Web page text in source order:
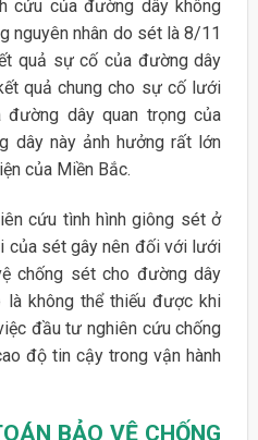
cửu của đường dây không
nguyên nhân do sét là 8/11
quả sự cố của đường dây
quả chung cho sự cố lưới
dây quan trọng của
dây này ảnh hưởng rất lớn
của Miền Bắc.
cứu tình hình giông sét ở
của sét gây nên đối với lưới
chống sét cho đường dây
không thể thiếu được khi
đầu tư nghiên cứu chống
độ tin cậy trong vận hành
BẢO VỆ CHỐNG